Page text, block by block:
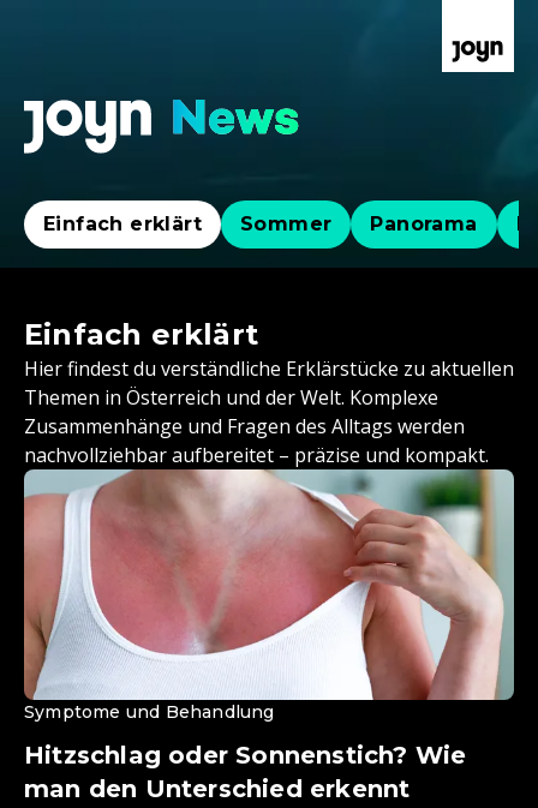
Einfach erklärt Sommer Panorama
Einfach erklärt
Hier findest du verständliche Erklärstücke zu aktuellen
Themen in Österreich und der Welt. Komplexe
Zusammenhänge und Fragen des Alltags werden
nachvollziehbar aufbereitet – präzise und kompakt.
Symptome und Behandlung
Hitzschlag oder Sonnenstich? Wie
man den Unterschied erkennt